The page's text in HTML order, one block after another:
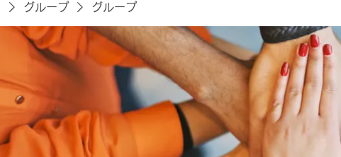
グループ グループ